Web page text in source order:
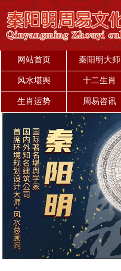
网站首页 秦阳明大师
风水堪舆
十二生肖
生肖运势
周易咨讯